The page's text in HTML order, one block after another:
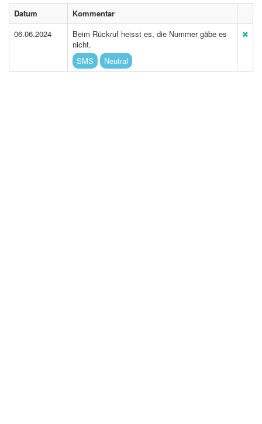
Datum
Kommentar
06.06.2024
Beim Rückruf heisst es, die Nummer gäbe es
nicht.
SMS
Neutral